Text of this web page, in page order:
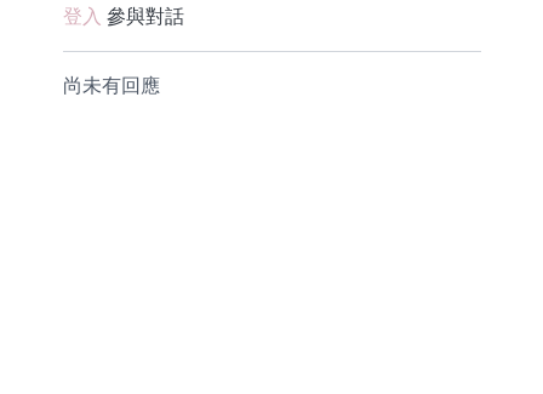
登入 參與對話
尚未有回應